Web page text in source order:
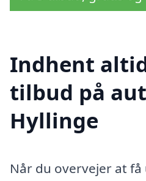
Indhent
tilbud på
Hyllinge
Når du overvejer at